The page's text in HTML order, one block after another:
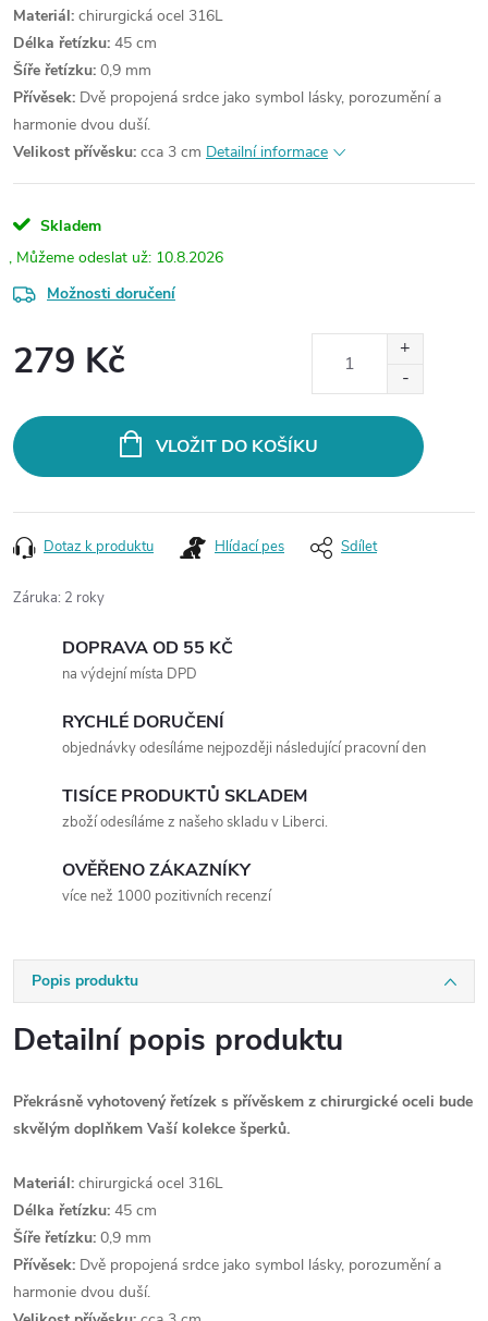
Materiál: chirurgická ocel 316L
Délka řetízku: 45 cm
Šíře řetízku: 0,9 mm
Přívěsek: Dvě propojená srdce jako symbol lásky, porozumění a
harmonie dvou duší.
Velikost přívěsku: cca 3 cm Detailní informace
Skladem
10.8.2026
Možnosti doručení
279 Kč
VLOŽIT DO KOŠÍKU
Dotaz k produktu Hlídací pes Sdílet
Záruka: 2 roky
DOPRAVA OD 55 KČ
na výdejní místa DPD
RYCHLÉ DORUČENÍ
objednávky odesíláme nejpozději následující pracovní den
TISÍCE PRODUKTŮ SKLADEM
zboží odesíláme z našeho skladu v Liberci.
OVĚŘENO ZÁKAZNÍKY
více než 1000 pozitivních recenzí
Popis produktu
Detailní popis produktu
Překrásně vyhotovený řetízek s přívěskem z chirurgické oceli bude
skvělým doplňkem Vaší kolekce šperků.
Materiál: chirurgická ocel 316L
Délka řetízku: 45 cm
Šíře řetízku: 0,9 mm
Přívěsek: Dvě propojená srdce jako symbol lásky, porozumění a
harmonie dvou duší.